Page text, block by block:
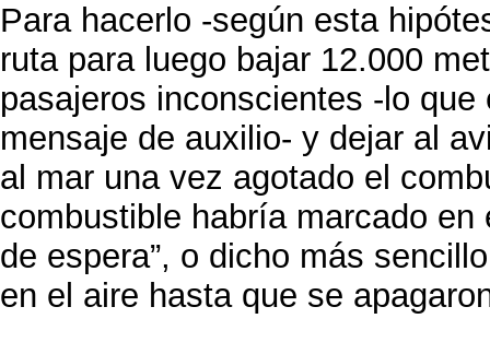
Para hacerlo -según esta
ruta para luego bajar 12.000
pasajeros inconscientes -lo
mensaje de auxilio- y dejar al
al mar una vez agotado el
combustible habría marcado
de espera”, o dicho más
en el aire hasta que se